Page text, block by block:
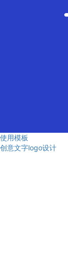
使用模板
创意文字logo设计